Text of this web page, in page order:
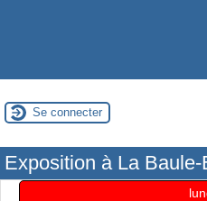
Se connecter
Exposition à La